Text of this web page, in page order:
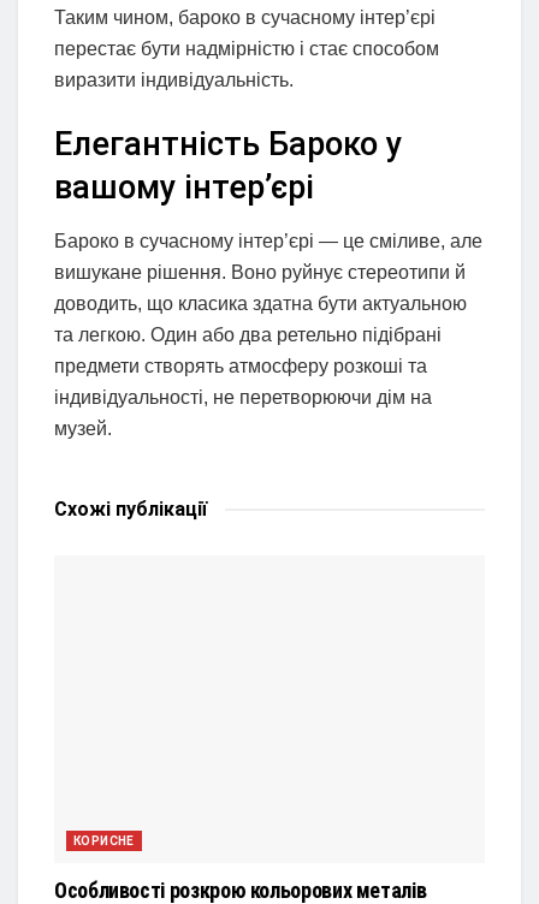
Таким чином, бароко в сучасному інтер’єрі
перестає бути надмірністю і стає способом
виразити індивідуальність.
Елегантність Бароко у
вашому інтер’єрі
Бароко в сучасному інтер’єрі — це сміливе, але
вишукане рішення. Воно руйнує стереотипи й
доводить, що класика здатна бути актуальною
та легкою. Один або два ретельно підібрані
предмети створять атмосферу розкоші та
індивідуальності, не перетворюючи дім на
музей.
Схожі публікації
КОРИСНЕ
Особливості розкрою кольорових металів